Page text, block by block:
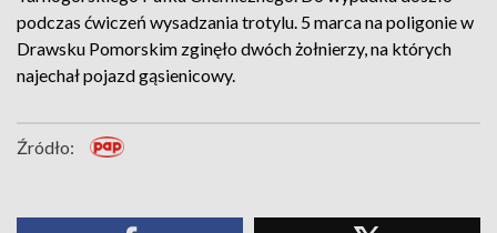
podczas ćwiczeń wysadzania trotylu. 5 marca na poligonie w
Drawsku Pomorskim zginęło dwóch żołnierzy, na których
najechał pojazd gąsienicowy.
Źródło: